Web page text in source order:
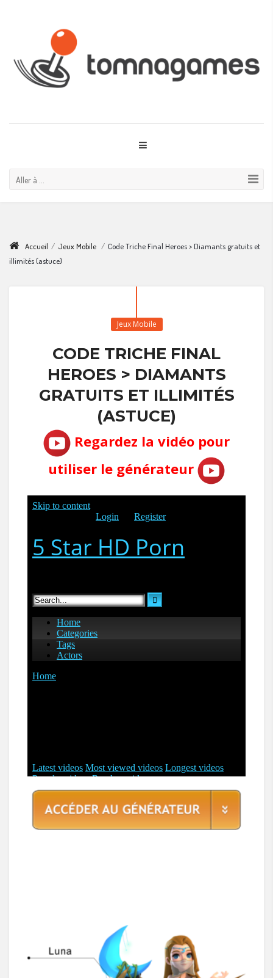
Aller à ...
Accueil / Jeux Mobile / Code Triche Final Heroes > Diamants gratuits et
illimités (astuce)
Jeux Mobile
CODE TRICHE FINAL
HEROES > DIAMANTS
GRATUITS ET ILLIMITÉS
(ASTUCE)
Regardez la vidéo pour
utiliser le générateur